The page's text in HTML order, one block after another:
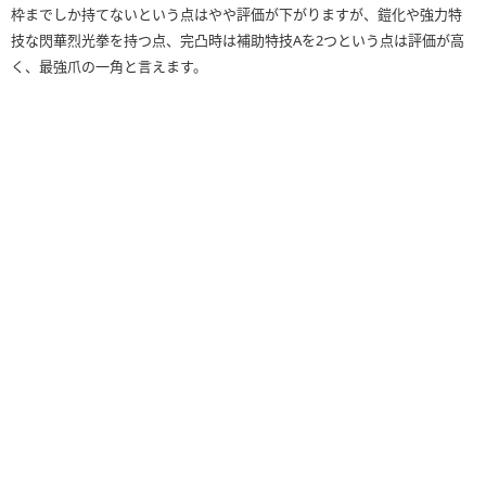
枠までしか持てないという点はやや評価が下がりますが、鎧化や強力特
技な閃華烈光拳を持つ点、完凸時は補助特技Aを2つという点は評価が高
く、最強爪の一角と言えます。